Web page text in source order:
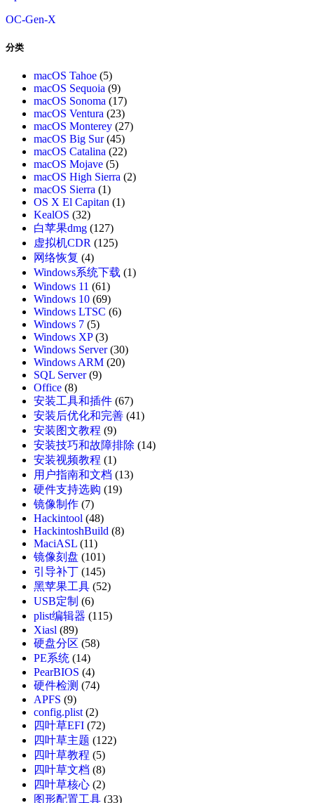
OC-Gen-X
分类
macOS Tahoe (5)
macOS Sequoia (9)
macOS Sonoma (17)
macOS Ventura (23)
macOS Monterey (27)
macOS Big Sur(45)
macOS Catalina (22)
macOS Mojave (5)
macOS High Sierra (2)
macOS Sierra (1)
OS X El Capitan (1)
KealOS (32)
白苹果dmg (127)
虚拟机CDR (125)
网络恢复 (4)
Windows系统下载 (1)
Windows 11 (61)
Windows 10 (69)
Windows LTSC (6)
Windows 7 (5)
Windows XP(3)
Windows Server(30)
Windows ARM (20)
SQL Server(9)
Office (8)
安装工具和插件 (67)
安装后优化和完善 (41)
安装图文教程 (9)
安装技巧和故障排除 (14)
安装视频教程 (1)
用户指南和文档 (13)
硬件支持选购 (19)
镜像制作 (7)
Hackintool (48)
HackintoshBuild (8)
MaciASL (11)
镜像刻盘 (101)
引导补丁 (145)
黑苹果工具 (52)
USB定制 (6)
plist编辑器 (115)
Xiasl (89)
硬盘分区 (58)
PE系统 (14)
PearBIOS (4)
硬件检测 (74)
APFS (9)
config.plist(2)
四叶草EFI (72)
四叶草主题 (122)
四叶草教程 (5)
四叶草文档 (8)
四叶草核心 (2)
图形配置工具 (33)